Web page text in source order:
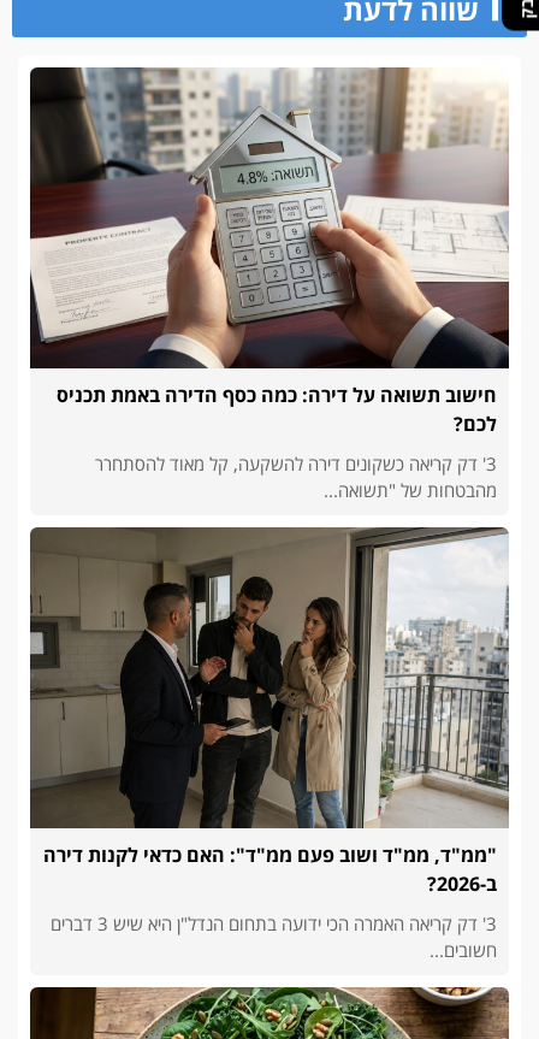
שווה לדעת
חישוב תשואה על דירה: כמה כסף הדירה באמת תכניס
לכם?
3' דק קריאה כשקונים דירה להשקעה, קל מאוד להסתחרר
מהבטחות של "תשואה...
"ממ"ד, ממ"ד ושוב פעם ממ"ד": האם כדאי לקנות דירה
ב-2026?
3' דק קריאה האמרה הכי ידועה בתחום הנדל"ן היא שיש 3 דברים
חשובים...